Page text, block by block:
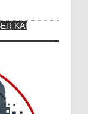
ΚΑΙ